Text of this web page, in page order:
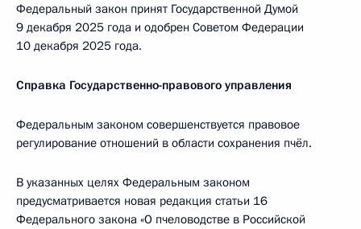
Федеральный закон принят Государственной Думой
9 декабря 2025 года и одобрен Советом Федерации
10 декабря 2025 года.
Справка Государственно-правового управления
Федеральным законом совершенствуется правовое
регулирование отношений в области сохранения пчёл.
В указанных целях Федеральным законом
предусматривается новая редакция статьи 16
Федерального закона «О пчеловодстве в Российской